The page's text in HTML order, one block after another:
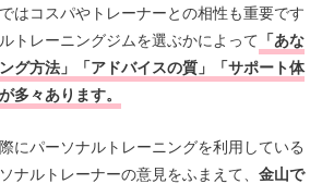
はコスパやトレーナーとの相性も重要です
トレーニングジムを選ぶかによって 「あな
グ方法」「アドバイスの質」「サポート体
多々あります。
にパーソナルトレーニングを利用している
ナルトレーナーの意見をふまえて、 金山で